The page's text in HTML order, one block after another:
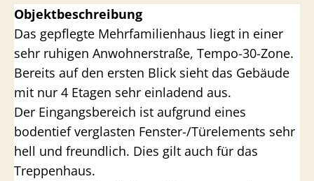
Objektbeschreibung
Das gepflegte Mehrfamilienhaus liegt in einer
sehr ruhigen Anwohnerstraße, Tempo-30-Zone.
Bereits auf den ersten Blick sieht das Gebäude
mit nur 4 Etagen sehr einladend aus.
Der Eingangsbereich ist aufgrund eines
bodentief verglasten Fenster-/Türelements sehr
hell und freundlich. Dies gilt auch für das
Treppenhaus.